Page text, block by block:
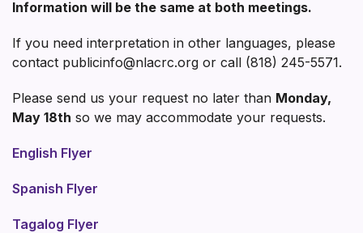
Information will be the same at both meetings.
If you need interpretation in other languages, please
contact publicinfo@nlacrc.org or call (818) 245-5571.
Please send us your request no later than Monday,
May 18th so we may accommodate your requests.
English Flyer
Spanish Flyer
Tagalog Flyer